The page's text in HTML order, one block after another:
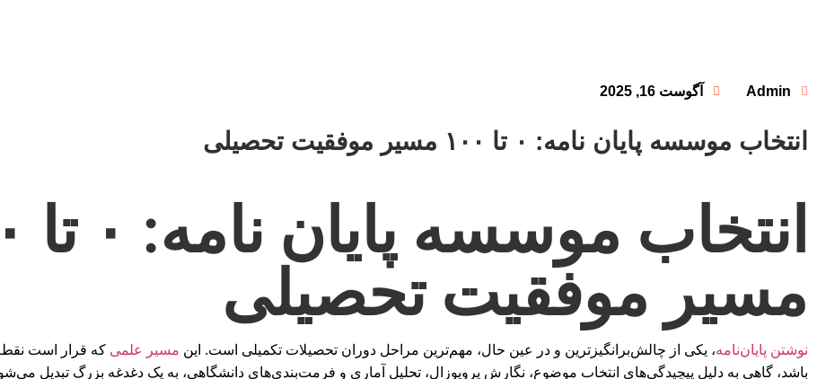
Admin آگوست 16, 2025
انتخاب موسسه پایان نامه: ۰ تا ۱۰۰ مسیر موفقیت تحصیلی
مسیر موفقیت تحصیلی
نوشتن پایان‌نامه، یکی از چالش‌برانگیزترین و در عین حال، مهم‌ترین مراحل دوران تحصیلات تکمیلی است. این مسیر علمی که قرار است
باشد، گاهی به دلیل پیچیدگی‌های انتخاب موضوع، نگارش پروپوزال، تحلیل آماری و فرمت‌بندی‌های دانشگاهی، به یک دغدغه بزرگ تبدیل